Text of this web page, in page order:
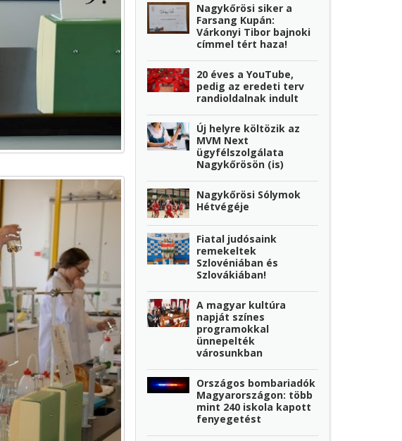
Nagykőrösi siker a
Farsang Kupán:
Várkonyi Tibor bajnoki
címmel tért haza!
20 éves a YouTube,
pedig az eredeti terv
randioldalnak indult
Új helyre költözik az
MVM Next
ügyfélszolgálata
Nagykőrösön (is)
Nagykőrösi Sólymok
Hétvégéje
Fiatal judósaink
remekeltek
Szlovéniában és
Szlovákiában!
A magyar kultúra
napját színes
programokkal
ünnepelték
városunkban
Országos bombariadók
Magyarországon: több
mint 240 iskola kapott
fenyegetést